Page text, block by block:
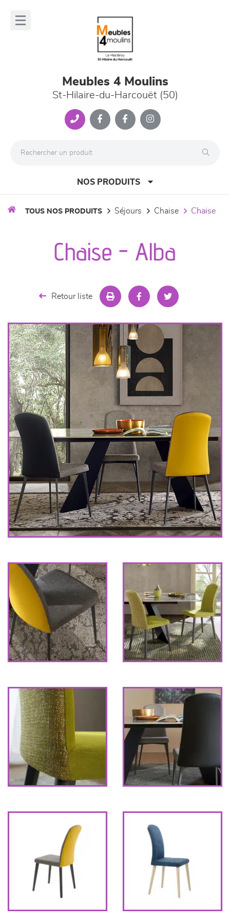
Meubles 4 Moulins
St-Hilaire-du-Harcouët (50)
NOS PRODUITS
meubles de complément
literie
décoration
TOUS NOS PRODUITS séjours chaise chaise
Chaise - Alba
Retour liste